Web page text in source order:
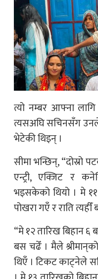
त्यो नम्बर आफ्ना
त्यसअघि सचिनसँग उनले
भेटेकी थिइन् ।
सीमा भन्छिन्,
एन्ट्री, एक्जिट र
भइसकेको थियो । मे
पोखरा गएँ र राति त्यहीँ
“मे १२ तारिख बिहान
बस चढेँ । मैले
थिएँ । टिकट काट्नेले